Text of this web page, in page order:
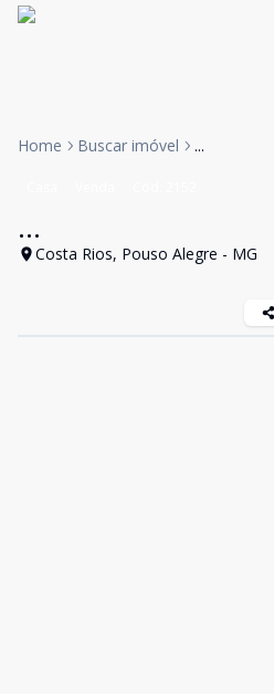
Home Buscar imóvel ...
...
Costa Rios, Pouso Alegre - MG